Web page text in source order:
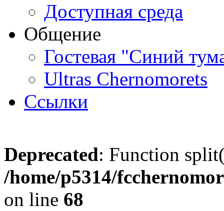
Доступная среда
Общение
Гостевая "Синий
Ultras Chernomorets
Ссылки
Deprecated: Function
/home/p5314/
on line 68